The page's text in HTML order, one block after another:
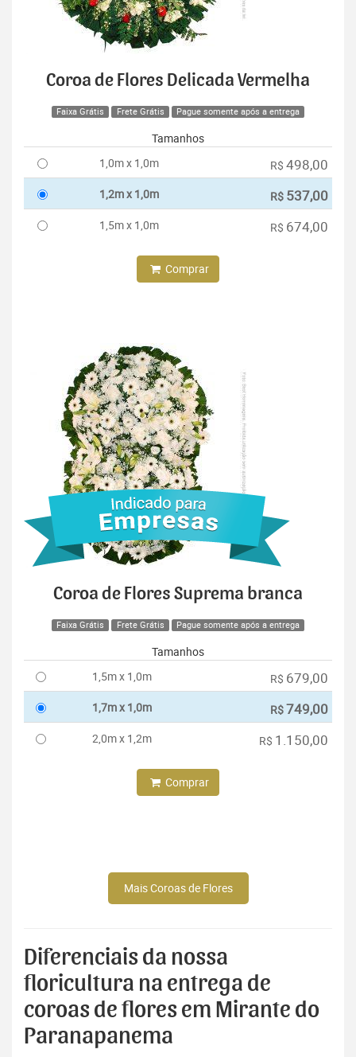
Coroa de Flores Delicada Vermelha
Faixa Grátis Frete Grátis Pague somente após a entrega
Tamanhos
1,0m x 1,0m
R$ 498,00
1,2m x 1,0m R$ 537,00
1,5m x 1,0m R$ 674,00
Comprar
Coroa de Flores Suprema branca
Faixa Grátis Frete Grátis Pague somente após a entrega
Tamanhos
1,5m x 1,0m
R$ 679,00
1,7m x 1,0m R$749,00
2,0m x 1,2m R$ 1.150,00
Comprar
Mais Coroas de Flores
Diferenciais da nossa
floricultura na entrega de
coroas de flores em Mirante do
Paranapanema